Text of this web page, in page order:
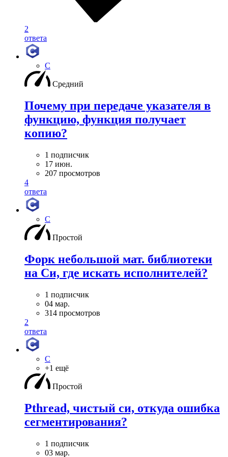
2
ответа
C
Средний
Почему при передаче указателя в
функцию, функция получает
копию?
1 подписчик
17 июн.
207 просмотров
4
ответа
C
Простой
Форк небольшой мат. библиотеки
на Си, где искать исполнителей?
1 подписчик
04 мар.
314 просмотров
2
ответа
C
+1 ещё
Простой
Pthread, чистый си, откуда ошибка
сегментирования?
1 подписчик
03 мар.